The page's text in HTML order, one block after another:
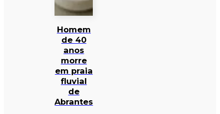
Homem
de 40
anos
morre
em praia
fluvial
de
Abrantes